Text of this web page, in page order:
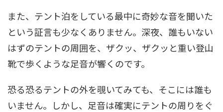
また、テント泊をしている最中に奇妙な音を聞いた
という証言も少なくありません。深夜、誰もいない
はずのテントの周囲を、ザクッ、ザクッと重い登山
靴で歩くような足音が響くのです。
恐る恐るテントの外を覗いてみても、そこには誰も
いません。しかし、足音は確実にテントの周りをぐ